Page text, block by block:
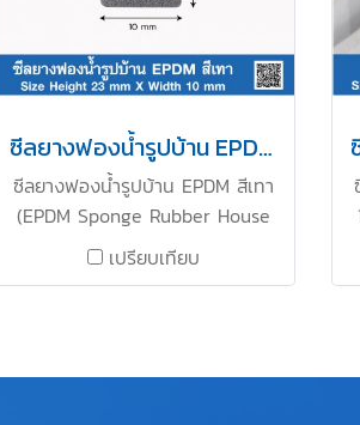
ซีลยางฟองน้ำรูปบ้าน EPDM สีเทา 23x10 mm
ซีลยางฟองน้ำรูปบ้าน EPDM สีเทา
(EPDM Sponge Rubber House
Shape) Size Height 23 mm X
เปรียบเทียบ